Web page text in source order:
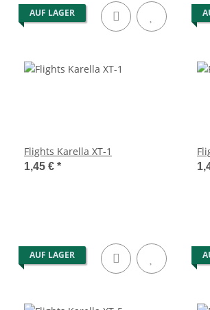
AUF LAGER
Flights Karella XT-1
1,45 € *
AUF LAGER